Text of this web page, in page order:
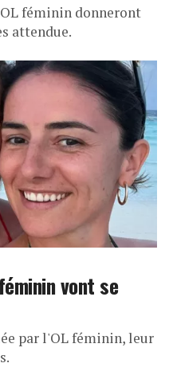
féminin donneront
attendue.
vont se
par l'OL féminin, leur